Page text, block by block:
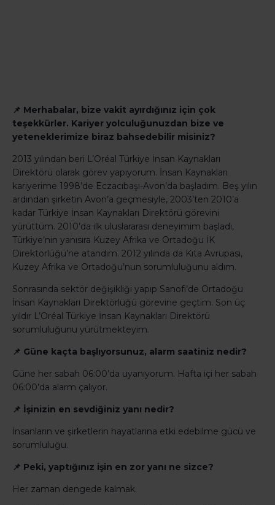
📌 Merhabalar, bize vakit ayırdığınız için çok
teşekkürler. Kariyer yolculuğunuzdan bize ve
yeteneklerimize biraz bahsedebilir misiniz?
2013 yılından beri L’Oréal Türkiye İnsan Kaynakları
Direktörü olarak görev yapıyorum. İnsan Kaynakları
kariyerime 1998’de Eczacıbaşı-Avon’da başladım. Beş yılın
ardından şirketin Avon’a geçmesiyle, 2003’ten 2010’a
kadar Türkiye İnsan Kaynakları Direktörü görevini
yürüttüm. 2010’da ilk uluslararası deneyimim başladı,
Türkiye’nin yanısıra Kuzey Afrika ve Ortadoğu İK
Direktörlüğü’ne atandım. 2012 yılında da Kıta Avrupası,
Kuzey Afrika ve Ortadoğu’nun sorumluluğunu aldım.
Sonrasında sektör değişikliği yapıp Sanofi’de Ortadoğu
İnsan Kaynakları Direktörlüğü görevine geçtim. Son üç
yıldır L’Oréal Türkiye İnsan Kaynakları Direktörü
sorumluluğunu yürütmekteyim.
📌 Güne kaçta başlıyorsunuz, alarm saatiniz nedir?
Güne her sabah 06:00’da uyanıyorum. Hafta içi her sabah
06:00’da alarm çalıyor.
📌 İşinizin en sevdiğiniz yanı nedir?
İnsanların ve şirketlerin hayatlarına etki edebilme gücü ve
sorumluluğu.
📌 Peki, yaptığınız işin en zor yanı ne sizce?
Her zaman dengede kalmak.